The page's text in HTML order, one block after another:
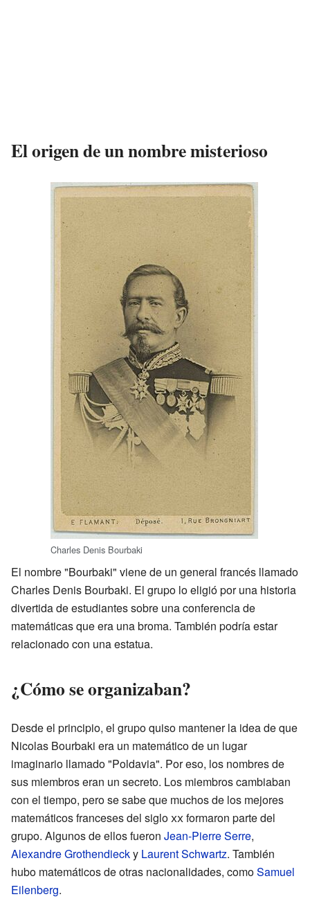
El origen de un nombre misterioso
Charles Denis Bourbaki
El nombre "Bourbaki" viene de un general francés llamado
Charles Denis Bourbaki. El grupo lo eligió por una historia
divertida de estudiantes sobre una conferencia de
matemáticas que era una broma. También podría estar
relacionado con una estatua.
¿Cómo se organizaban?
Desde el principio, el grupo quiso mantener la idea de que
Nicolas Bourbaki era un matemático de un lugar
imaginario llamado "Poldavia". Por eso, los nombres de
sus miembros eran un secreto. Los miembros cambiaban
con el tiempo, pero se sabe que muchos de los mejores
matemáticos franceses del sigloxx formaron parte del
grupo. Algunos de ellos fueron Jean-Pierre Serre,
Alexandre Grothendiecky Laurent Schwartz. También
hubo matemáticos de otras nacionalidades, comoSamuel
Eilenberg.